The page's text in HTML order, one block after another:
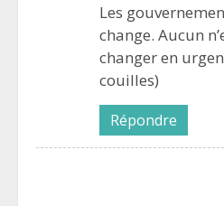
Les
change. Aucun
changer en
couilles)
Répondre